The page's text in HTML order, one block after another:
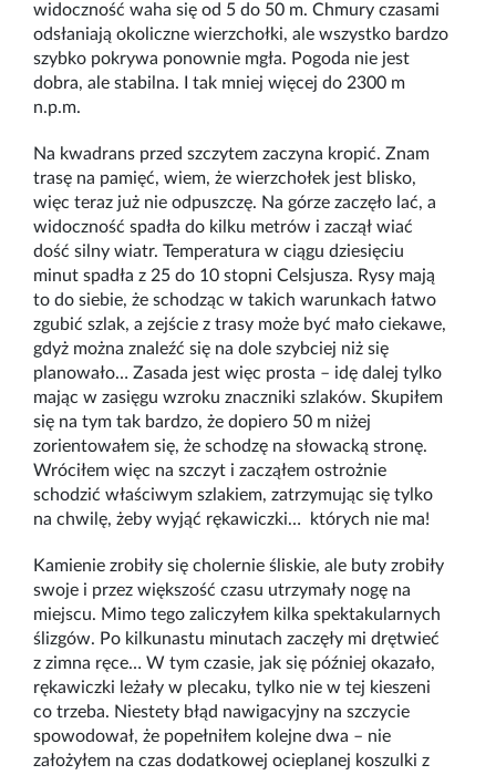
widoczność waha się od 5 do 50 m. Chmury czasami
odsłaniają okoliczne wierzchołki, ale wszystko bardzo
szybko pokrywa ponownie mgła. Pogoda nie jest
dobra, ale stabilna. I tak mniej więcej do 2300 m
n.p.m.
Na kwadrans przed szczytem zaczyna kropić. Znam
trasę na pamięć, wiem, że wierzchołek jest blisko,
więc teraz już nie odpuszczę. Na górze zaczęło lać, a
widoczność spadła do kilku metrów i zaczął wiać
dość silny wiatr. Temperatura w ciągu dziesięciu
minut spadła z 25 do 10 stopni Celsjusza. Rysy mają
to do siebie, że schodząc w takich warunkach łatwo
zgubić szlak, a zejście z trasy może być mało ciekawe,
gdyż można znaleźć się na dole szybciej niż się
planowało… Zasada jest więc prosta – idę dalej tylko
mając w zasięgu wzroku znaczniki szlaków. Skupiłem
się na tym tak bardzo, że dopiero 50 m niżej
zorientowałem się, że schodzę na słowacką stronę.
Wróciłem więc na szczyt i zacząłem ostrożnie
schodzić właściwym szlakiem, zatrzymując się tylko
na chwilę, żeby wyjąć rękawiczki… których nie ma!
Kamienie zrobiły się cholernie śliskie, ale buty zrobiły
swoje i przez większość czasu utrzymały nogę na
miejscu. Mimo tego zaliczyłem kilka spektakularnych
ślizgów. Po kilkunastu minutach zaczęły mi drętwieć
z zimna ręce… W tym czasie, jak się później okazało,
rękawiczki leżały w plecaku, tylko nie w tej kieszeni
co trzeba. Niestety błąd nawigacyjny na szczycie
spowodował, że popełniłem kolejne dwa – nie
założyłem na czas dodatkowej ocieplanej koszulki z